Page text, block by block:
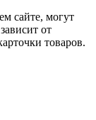
сайте, могут
от
товаров.